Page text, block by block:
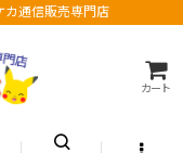
カ通信販売専門店
カート